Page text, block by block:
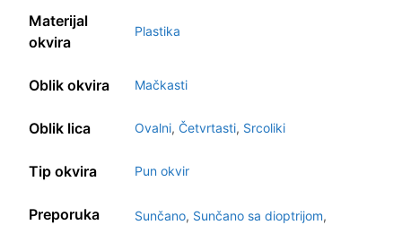
Materijal
okvira
Plastika
Oblik okvira Mačkasti
Oblik lica Ovalni, Četvrtasti, Srcoliki
Tip okvira Pun okvir
Preporuka
Sunčano, Sunčano sa dioptrijom,